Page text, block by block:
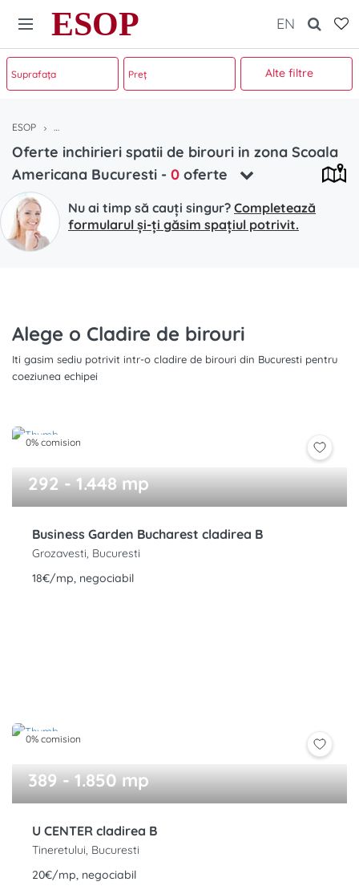
ESOP EN
Alte filtre
ESOP Oferte inchirieri spatii de birouri in zona Scoala Americana
Oferte inchirieri spatii de birouri in zona Scoala
Americana Bucuresti - 0 oferte
Nu ai timp să cauți singur? Completează
formularul și-ți găsim spațiul potrivit.
Alege o Cladire de birouri
Iti gasim sediu potrivit intr-o cladire de birouri din Bucuresti pentru
coeziunea echipei
0% comision
292 - 1.448 mp
Business Garden Bucharest cladirea B
Grozavesti, Bucuresti
18€/mp, negociabil
0% comision
389 - 1.850 mp
U CENTER cladirea B
Tineretului, Bucuresti
20€/mp, negociabil